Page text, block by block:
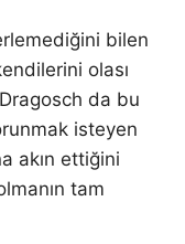
bilen
olası
da bu
isteyen
akın ettiğini
tam